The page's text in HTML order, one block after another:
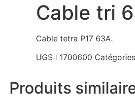
Cable tri
Cable tetra P17 63A.
UGS : 1700600
Produits